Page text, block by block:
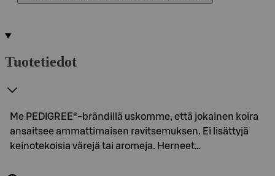
Tuotetiedot
Me PEDIGREE®-brändillä uskomme, että jokainen koira
ansaitsee ammattimaisen ravitsemuksen. Ei lisättyjä
keinotekoisia värejä tai aromeja. Herneet…